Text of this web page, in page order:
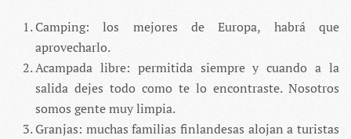
Camping: los mejores de Europa, habrá que
aprovecharlo.
Acampada libre: permitida siempre y cuando a la
salida dejes todo como te lo encontraste. Nosotros
somos gente muy limpia.
Granjas: muchas familias finlandesas alojan a turistas